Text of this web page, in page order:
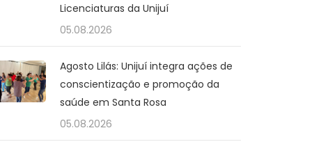
Licenciaturas da Unijuí
05.08.2026
Agosto Lilás: Unijuí integra ações de
conscientização e promoção da
saúde em Santa Rosa
05.08.2026